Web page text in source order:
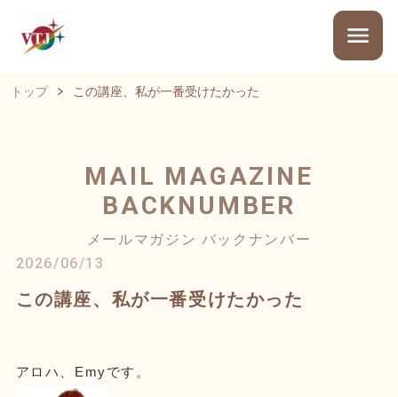
トップ この講座、私が一番受けたかった
MAIL MAGAZINE
BACKNUMBER
メールマガジン バックナンバー
2026/06/13
この講座、私が一番受けたかった
アロハ、Emyです。